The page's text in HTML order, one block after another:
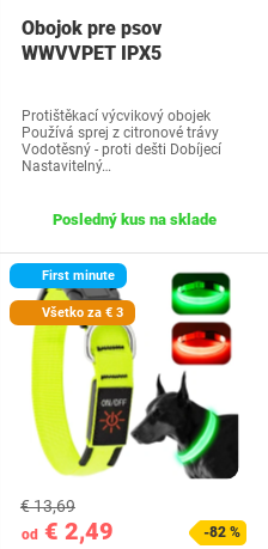
Obojok pre psov
WWVVPET IPX5
Protištěkací výcvikový obojek
Používá sprej z citronové trávy
Vodotěsný - proti dešti Dobíjecí
Nastavitelný…
Posledný kus na sklade
First minute
Všetko za € 3
od € 2,49
€ 13,69
-82 %